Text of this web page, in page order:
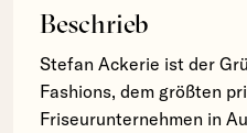
Beschrieb
Stefan Ackerie ist der
Fashions, dem größten
Friseurunternehmen in